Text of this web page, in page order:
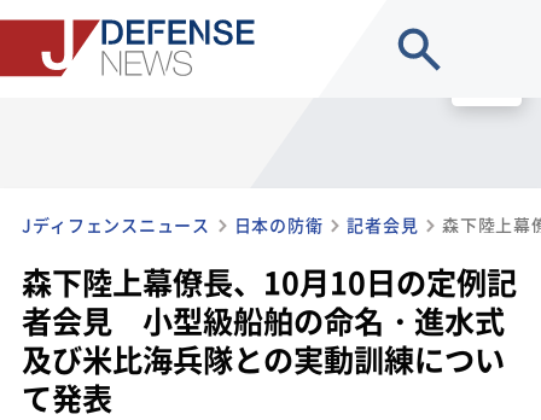
Jディフェンスニュース 日本の防衛 記者会見
森下陸上幕僚長、10月10日の定例記
者会見 小型級船舶の命名・進水式
及び米比海兵隊との実動訓練につい
て発表